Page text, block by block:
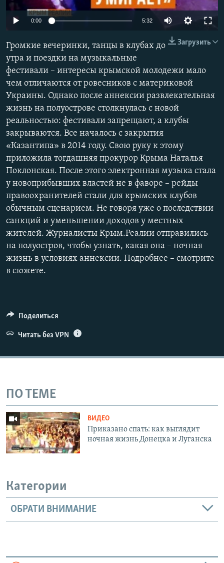
ПОБЕДИТЕЛЕЙ НЕ СУДЯТ?
ELIFBE
УКРАИНСКАЯ ПРОБЛЕМА КРЫМА
ПРИСОЕДИНЯЙТЕСЬ!
Все сайты RFE/RL
0:00 5:32
Загрузить
Громкие вечеринки, танцы в клубах до
утра и поездки на музыкальные
фестивали – интересы крымской молодежи мало
чем отличаются от ровесников с материковой
Украины. Однако после аннексии развлекательная
жизнь на полуострове столкнулась с новой
реальностью: фестивали запрещают, а клубы
закрываются. Все началось с закрытия
«Казантипа» в 2014 году. Свою руку к этому
приложила тогдашняя прокурор Крыма Наталья
Поклонская. После этого электронная музыка стала
у новоприбывших властей не в фаворе – рейды
правоохранителей стали для крымских клубов
обычным сценарием. Не говоря уже о последствии
санкций и уменьшении доходов у местных
жителей. Журналисты Крым.Реалии отправились
на полуостров, чтобы узнать, какая она – ночная
жизнь в условиях аннексии. Подробнее – смотрите
в сюжете.
Поделиться
Читать без VPN
ПО ТЕМЕ
ВИДЕО
Приказано спать: как выглядит
ночная жизнь Донецка и Луганска
Категории
ОБРАТИ ВНИМАНИЕ